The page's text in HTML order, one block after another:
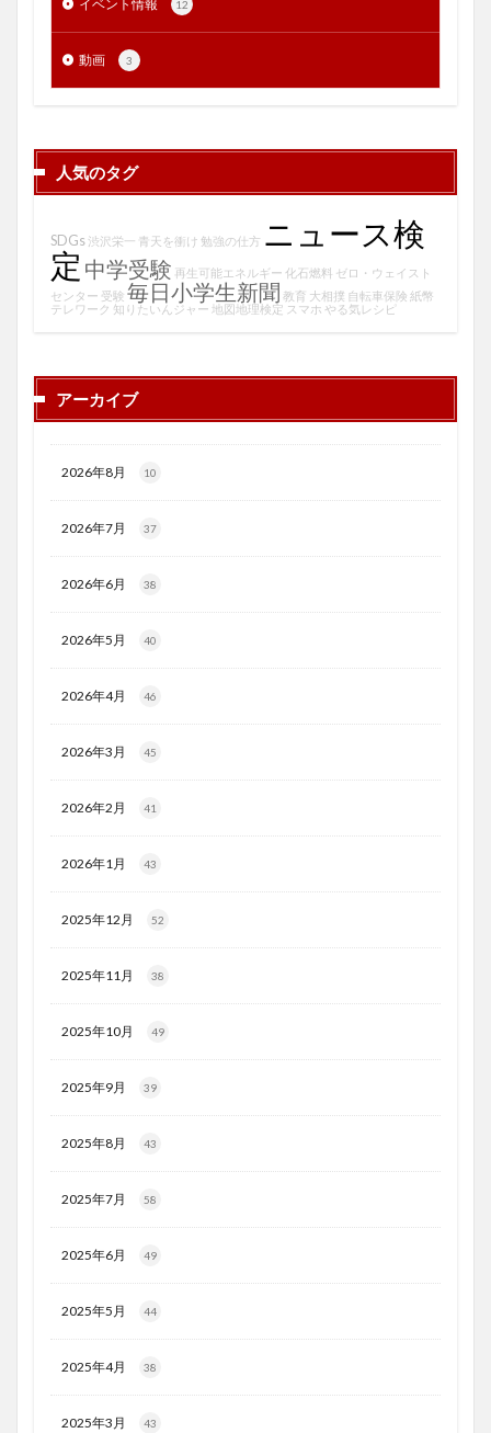
イベント情報 12
動画 3
人気のタグ
SDGs 渋沢栄一 青天を衝け 勉強の仕方 ニュース検
定 中学受験 再生可能エネルギー 化石燃料 ゼロ・ウェイスト
センター 受験 毎日小学生新聞 教育 大相撲 自転車保険 紙幣
テレワーク 知りたいんジャー 地図地理検定 スマホ やる気レシピ
アーカイブ
2026年8月 10
2026年7月 37
2026年6月 38
2026年5月 40
2026年4月 46
2026年3月 45
2026年2月 41
2026年1月 43
2025年12月 52
2025年11月 38
2025年10月 49
2025年9月 39
2025年8月 43
2025年7月 58
2025年6月 49
2025年5月 44
2025年4月 38
2025年3月 43